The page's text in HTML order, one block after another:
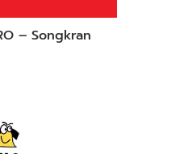
– Songkran